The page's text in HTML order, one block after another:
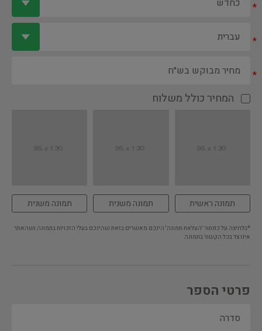
*
*
*
המחיר כולל משלוח
תמונה ראשית תמונה משנית תמונה משנית
*בלחיצה על כפתור 'העלאת תמונה' הינכם מאשרים בזאת שהינכם בעלי הזכויות בתמונה ושהאתר
אינו צד בכל הקשור בתמונה
פרטי הספר